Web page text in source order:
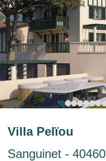
Villa Pelïou
Sanguinet - 40460